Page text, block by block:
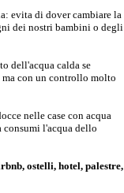
evita di dover cambiare la
dei nostri bambini o degli
dell'acqua calda se
ma con un controllo molto
nelle case con acqua
consumi l'acqua dello
ostelli, hotel, palestre,